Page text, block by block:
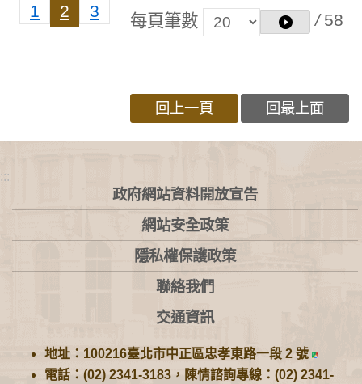
1 2 3
每頁筆數 / 58
回上一頁 回最上面
:::
政府網站資料開放宣告
網站安全政策
隱私權保護政策
聯絡我們
交通資訊
地址：100216臺北市中正區忠孝東路一段 2 號
電話：(02) 2341-3183，陳情諮詢專線：(02) 2341-